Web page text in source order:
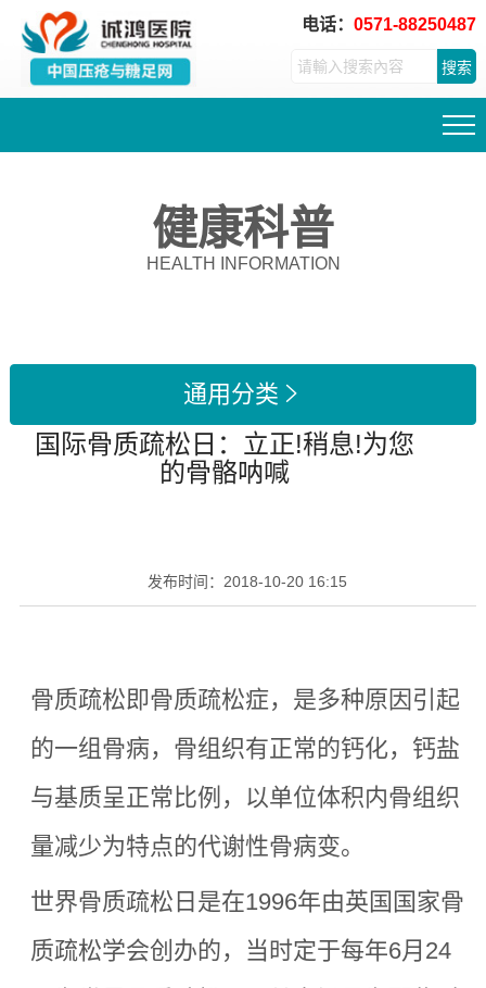
电话：0571-88250487
搜索
健康科普
HEALTH INFORMATION
通用分类 
国际骨质疏松日：立正!稍息!为您
的骨骼呐喊
发布时间： 2018-10-20 16:15
骨质疏松即骨质疏松症，是多种原因引起
的一组骨病，骨组织有正常的钙化，钙盐
与基质呈正常比例，以单位体积内骨组织
量减少为特点的代谢性骨病变。
世界骨质疏松日是在1996年由英国国家骨
质疏松学会创办的，当时定于每年6月24